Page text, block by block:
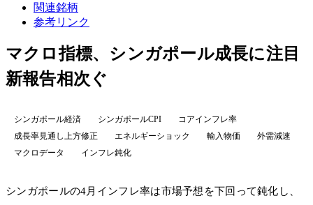
関連銘柄
参考リンク
マクロ指標、シンガポール成長に注目
新報告相次ぐ
シンガポール経済 シンガポールCPI
コアインフレ率
成長率見通し上方修正
エネルギーショック 輸入物価
外需減速
マクロデータ
インフレ鈍化
シンガポールの4月インフレ率は市場予想を下回って鈍化し、